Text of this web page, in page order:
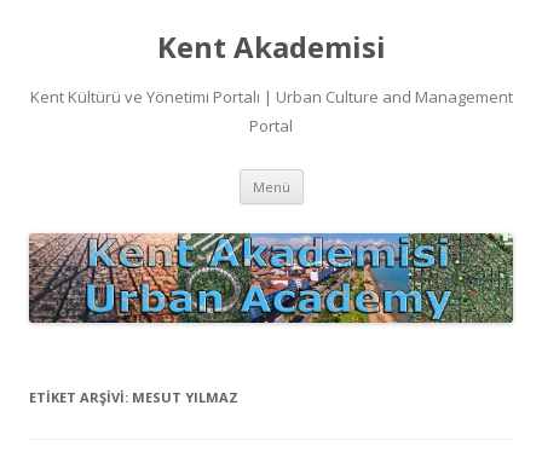
Kent Akademisi
Kent Kültürü ve Yönetimi Portalı | Urban Culture and Management
Portal
Menü İçeriğe
ETIKET ARŞIVI: MESUT YILMAZ